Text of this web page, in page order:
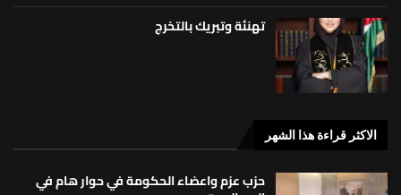
تهنئة وتبريك بالتخرج
الاكثر قراءة هذا الشهر
حزب عزم واعضاء الحكومة في حوار هام في